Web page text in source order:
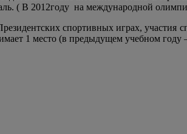
( В 2012году на международной
спортивных играх,
1 место (в предыдущем учебном году